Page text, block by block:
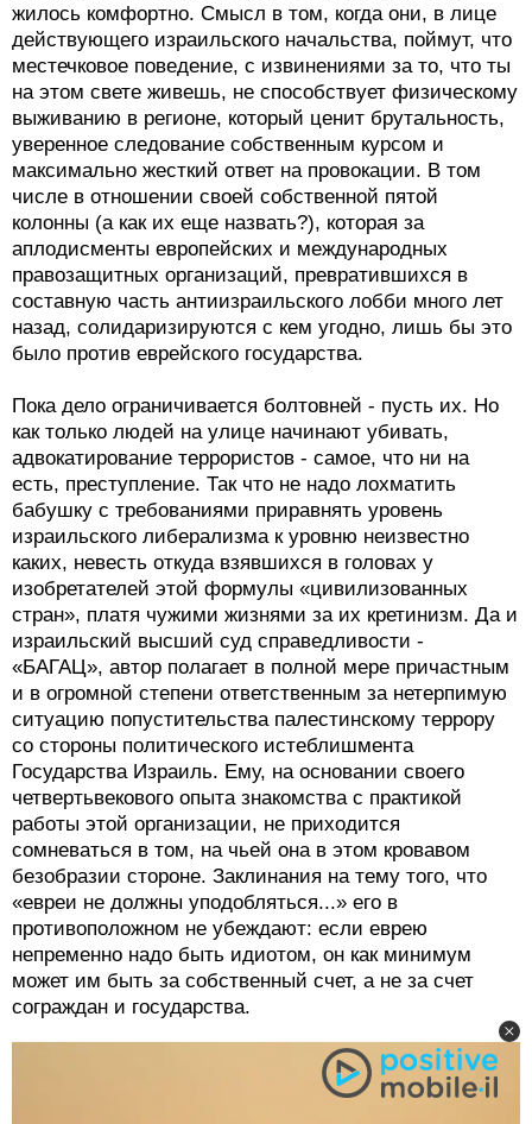
жилось комфортно. Смысл в том, когда они, в лице
действующего израильского начальства, поймут, что
местечковое поведение, с извинениями за то, что ты
на этом свете живешь, не способствует физическому
выживанию в регионе, который ценит брутальность,
уверенное следование собственным курсом и
максимально жесткий ответ на провокации. В том
числе в отношении своей собственной пятой
колонны (а как их еще назвать?), которая за
аплодисменты европейских и международных
правозащитных организаций, превратившихся в
составную часть антиизраильского лобби много лет
назад, солидаризируются с кем угодно, лишь бы это
было против еврейского государства.
Пока дело ограничивается болтовней - пусть их. Но
как только людей на улице начинают убивать,
адвокатирование террористов - самое, что ни на
есть, преступление. Так что не надо лохматить
бабушку с требованиями приравнять уровень
израильского либерализма к уровню неизвестно
каких, невесть откуда взявшихся в головах у
изобретателей этой формулы «цивилизованных
стран», платя чужими жизнями за их кретинизм. Да и
израильский высший суд справедливости -
«БАГАЦ», автор полагает в полной мере причастным
и в огромной степени ответственным за нетерпимую
ситуацию попустительства палестинскому террору
со стороны политического истеблишмента
Государства Израиль. Ему, на основании своего
четвертьвекового опыта знакомства с практикой
работы этой организации, не приходится
сомневаться в том, на чьей она в этом кровавом
безобразии стороне. Заклинания на тему того, что
«евреи не должны уподобляться...» его в
противоположном не убеждают: если еврею
непременно надо быть идиотом, он как минимум
может им быть за собственный счет, а не за счет
сограждан и государства.